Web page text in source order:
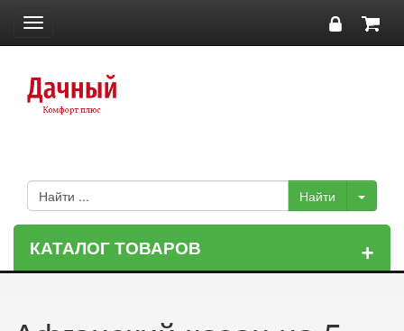
Toggle
navigation
КАТАЛОГ ТОВАРОВ +